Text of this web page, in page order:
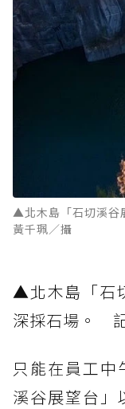
▲北木島「石切溪
黃千珮／攝
▲北木島「石
深採石場。
只能在員工中
溪谷展望台」